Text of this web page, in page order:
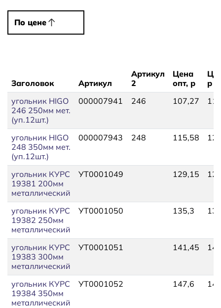
По цене
По цене
Заголовок Артикул
Артикул
2
Цена
опт, р
р
угольник HIGO
246 250мм мет.
(уп.12шт.)
000007941 246 107,27
угольник HIGO
248 350мм мет.
(уп.12шт.)
000007943 248 115,58
угольник КУРС
19381 200мм
металлический
УТ0001049 129,15
угольник КУРС
19382 250мм
металлический
УТ0001050 135,3
угольник КУРС
19383 300мм
металлический
УТ0001051 141,45
угольник КУРС
19384 350мм
металлический
УТ0001052 147,6